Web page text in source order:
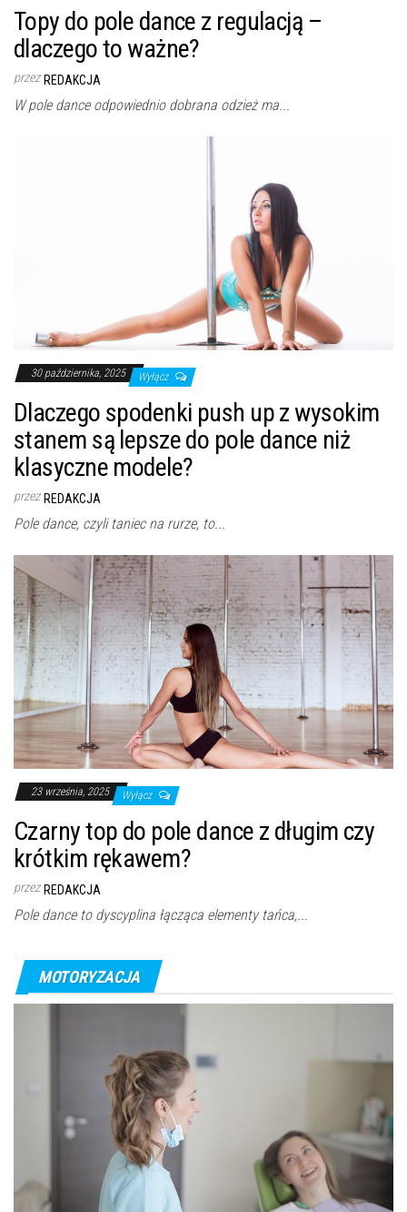
Topy do pole dance z regulacją –
dlaczego to ważne?
przez REDAKCJA
W pole dance odpowiednio dobrana odzież ma...
30 października, 2025 Wyłącz
Dlaczego spodenki push up z wysokim
stanem są lepsze do pole dance niż
klasyczne modele?
przez REDAKCJA
Pole dance, czyli taniec na rurze, to...
23 września, 2025 Wyłącz
Czarny top do pole dance z długim czy
krótkim rękawem?
przez REDAKCJA
Pole dance to dyscyplina łącząca elementy tańca,...
MOTORYZACJA